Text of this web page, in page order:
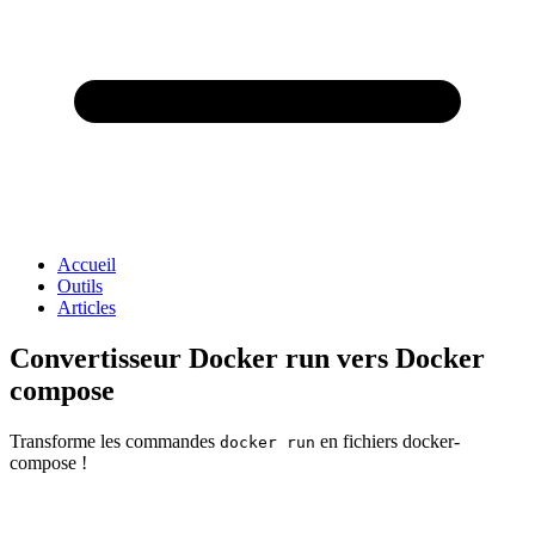
Accueil
Outils
Articles
Convertisseur Docker run vers Docker
compose
Transforme les commandes docker run en fichiers docker-
compose !